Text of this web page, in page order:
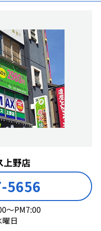
上野店
5656
～PM7:00
日